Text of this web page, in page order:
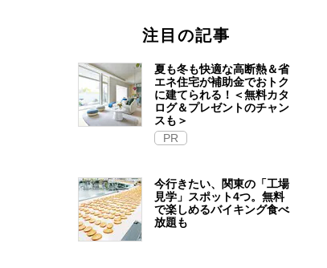
注目の記事
夏も冬も快適な高断熱＆省
エネ住宅が補助金でおトク
に建てられる！＜無料カタ
ログ＆プレゼントのチャン
スも＞
PR
今行きたい、関東の「工場
見学」スポット4つ。無料
で楽しめるバイキング食べ
放題も